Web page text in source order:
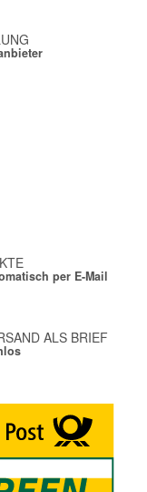
per E-Mail
ALS BRIEF